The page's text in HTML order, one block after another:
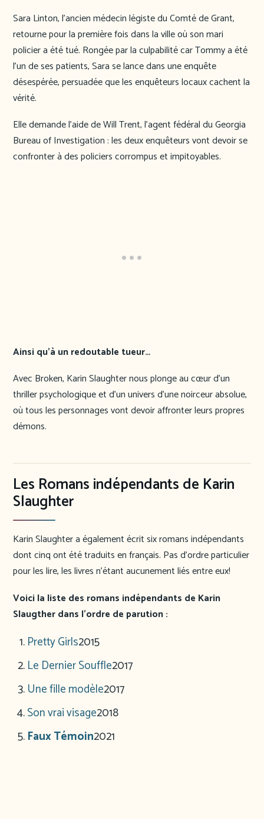
Sara Linton, l’ancien médecin légiste du Comté de Grant,
retourne pour la première fois dans la ville où son mari
policier a été tué. Rongée par la culpabilité car Tommy a été
l’un de ses patients, Sara se lance dans une enquête
désespérée, persuadée que les enquêteurs locaux cachent la
vérité.
Elle demande l’aide de Will Trent, l’agent fédéral du Georgia
Bureau of Investigation : les deux enquêteurs vont devoir se
confronter à des policiers corrompus et impitoyables.
Ainsi qu’à un redoutable tueur…
Avec Broken, Karin Slaughter nous plonge au cœur d’un
thriller psychologique et d’un univers d’une noirceur absolue,
où tous les personnages vont devoir affronter leurs propres
démons.
Les Romans indépendants de Karin
Slaughter
Karin Slaughter a également écrit six romans indépendants
dont cinq ont été traduits en français. Pas d’ordre particulier
pour les lire, les livres n’étant aucunement liés entre eux!
Voici la liste des romans indépendants de Karin
Slaugther dans l’ordre de parution :
Pretty Girls2015
Le Dernier Souffle2017
Une fille modèle2017
Son vrai visage2018
Faux Témoin2021